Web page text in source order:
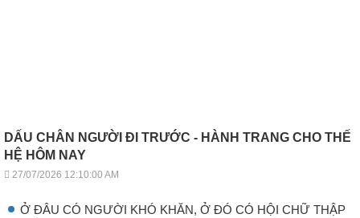
DẤU CHÂN NGƯỜI ĐI TRƯỚC - HÀNH TRANG CHO THẾ
HỆ HÔM NAY
27/07/2026 12:10:00 AM
Ở ĐÂU CÓ NGƯỜI KHÓ KHĂN, Ở ĐÓ CÓ HỘI CHỮ THẬP